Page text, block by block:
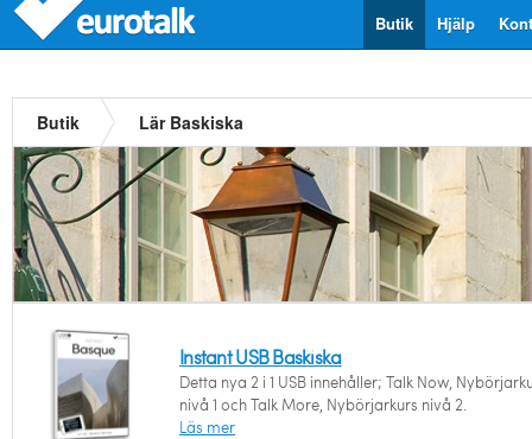
Hjälp
Butik
Butik Lär Baskiska
Instant USB Baskiska
Detta nya 2 i 1 USB innehåller; Talk Now,
nivå 1 och Talk More, Nybörjarkurs nivå 2.
Läs mer